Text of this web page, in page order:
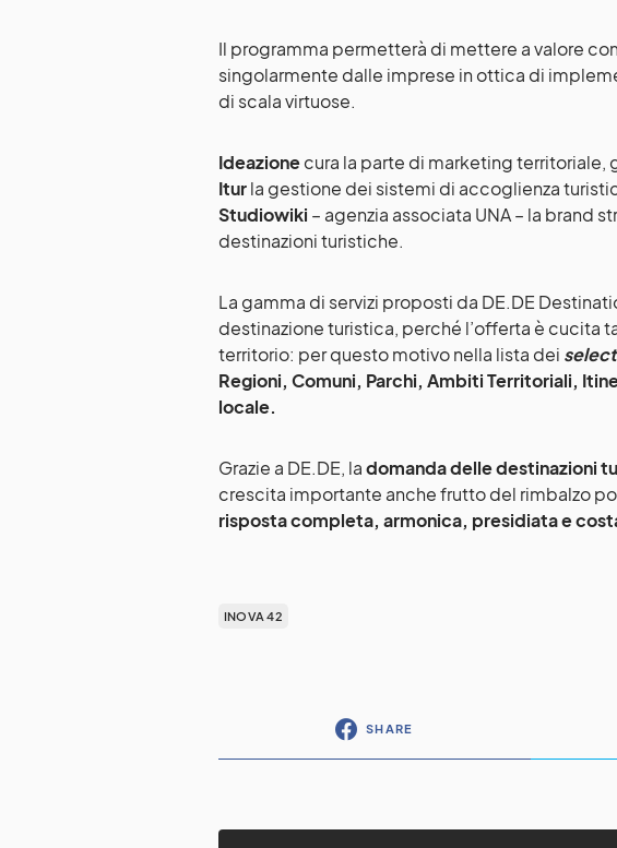
Il programma permetterà di mettere a valore
singolarmente dalle imprese in ottica di
di scala virtuose.
Ideazionecura la parte di marketing territoriale,
Iturla gestione dei sistemi di accoglienza
Studiowiki – agenzia associata UNA – la brand
destinazioni turistiche.
La gamma di servizi proposti da DE.DE
destinazione turistica, perché l’offerta è cucita
territorio: per questo motivo nella lista dei
Regioni, Comuni, Parchi, Ambiti Territoriali,
locale.
Grazie a DE.DE, ladomanda delle destinazioni
crescita importante anche frutto del rimbalzo
risposta completa, armonica, presidiata e
INOVA 42
SHARE